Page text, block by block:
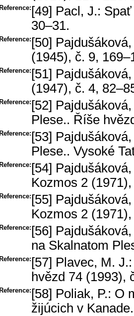
Reference: [49] Pacl, J.:
30–31.
Reference: [50]
(1945), č. 9,
Reference: [51]
(1947), č. 4,
Reference: [52]
Plese.. Říše
Reference: [53]
Plese.. Vysoké
Reference: [54]
Kozmos 2
Reference: [55]
Kozmos 2
Reference: [56]
na Skalnatom
Reference: [57] Plavec, M.
hvězd 74 (1993),
Reference: [58] Poliak, P.: O
žijúcich v